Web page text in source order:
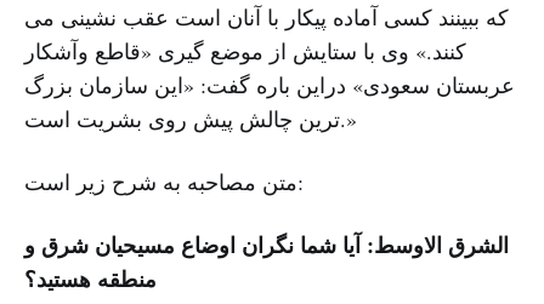
که ببینند کسی آماده پیکار با آنان است عقب نشینی می
کنند.» وی با ستایش از موضع گیری «قاطع وآشکار
عربستان سعودی» دراین باره گفت: «این سازمان بزرگ
ترین چالش پیش روی بشریت است.»
متن مصاحبه به شرح زیر است:
الشرق الاوسط: آیا شما نگران اوضاع مسیحیان شرق و
منطقه هستید؟